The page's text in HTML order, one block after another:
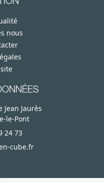
nous
Jean Jaurès
le-Pont
24 73
cube.fr